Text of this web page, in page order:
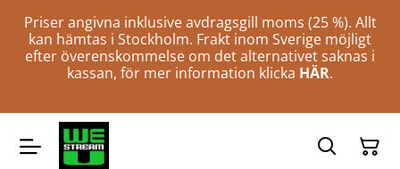
Priser angivna inklusive avdragsgill moms (25 %). Allt
kan hämtas i Stockholm. Frakt inom Sverige möjligt
efter överenskommelse om det alternativet saknas i
kassan, för mer information klicka HÄR.